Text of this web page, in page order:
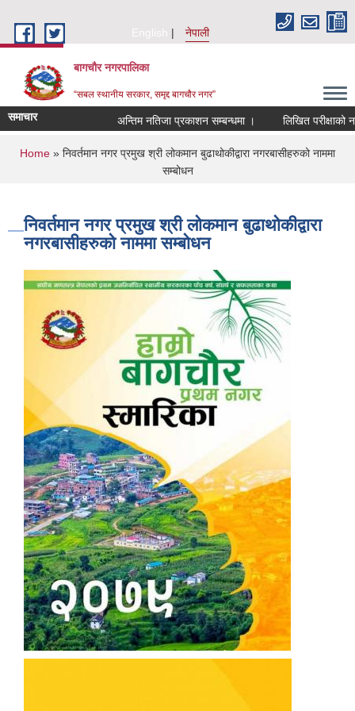
English
नेपाली
बागचौर नगरपालिका
“सबल स्थानीय सरकार, समृद्द बागचौर नगर”
समाचार अन्तिम नतिजा प्रकाशन सम्बन्धमा । लिखित परीक्षाको
You are here
Home » निवर्तमान नगर प्रमुख श्री लोकमान बुढाथोकीद्वारा नगरबासीहरुको नाममा
सम्बोधन
निवर्तमान नगर प्रमुख श्री लोकमान बुढाथोकीद्वारा
नगरबासीहरुको नाममा सम्बोधन